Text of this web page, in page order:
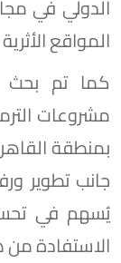
الدولي في
المواقع
كما تم
مشروعات
بمنطقة
جانب تطوير
يُسهم في
الاستفادة